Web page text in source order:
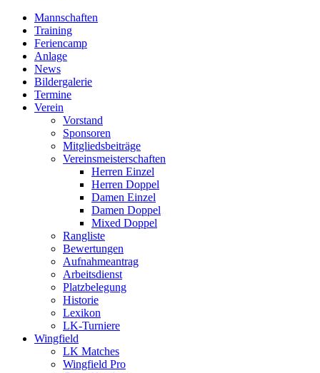
Mannschaften
Training
Feriencamp
Anlage
News
Bildergalerie
Termine
Verein
Vorstand
Sponsoren
Mitgliedsbeiträge
Vereinsmeisterschaften
Herren Einzel
Herren Doppel
Damen Einzel
Damen Doppel
Mixed Doppel
Rangliste
Bewertungen
Aufnahmeantrag
Arbeitsdienst
Platzbelegung
Historie
Lexikon
LK-Turniere
Wingfield
LK Matches
Wingfield Pro